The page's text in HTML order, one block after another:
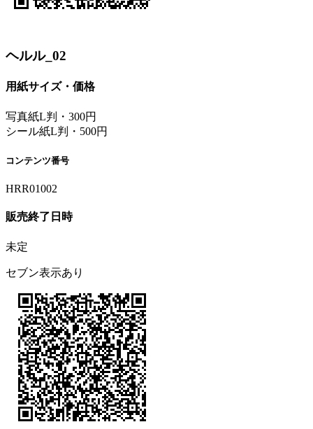
ヘルル_02
用紙サイズ・価格
写真紙L判・300円
シール紙L判・500円
コンテンツ番号
HRR01002
販売終了日時
未定
セブン表示あり